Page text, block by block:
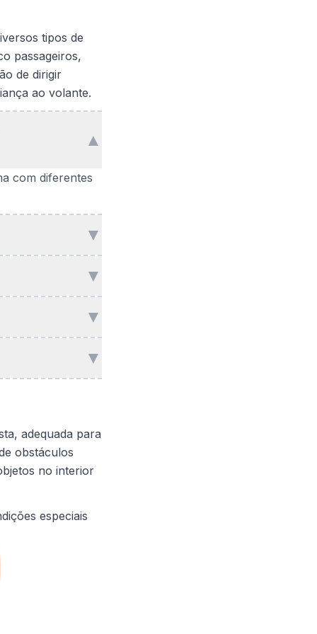
tipos de
passageiros,
de dirigir
ao volante.
▲
com diferentes
▼
▼
▼
▼
adequada para
obstáculos
no interior
especiais